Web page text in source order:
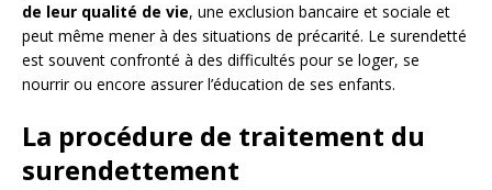
de leur qualité de vie, une exclusion bancaire et sociale et
peut même mener à des situations de précarité. Le surendetté
est souvent confronté à des difficultés pour se loger, se
nourrir ou encore assurer l’éducation de ses enfants.
La procédure de traitement du
surendettement